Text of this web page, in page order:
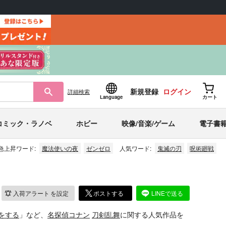
詳細検索
Language
新規登録 ログイン
カート
ミック・ラノベ ホビー 映像/音楽/ゲーム 電子書
上昇ワード: 魔法使いの夜 ゼンゼロ 人気ワード: 鬼滅の刃 呪術廻戦
入荷アラート を設定 ポストする LINEで送る
する 」など、 名探偵コナン 刀剣乱舞に関する人気作品を